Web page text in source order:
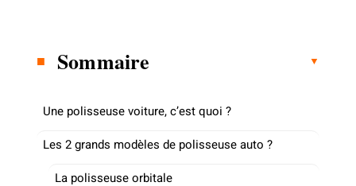
Sommaire
Une polisseuse voiture, c’est quoi ?
Les 2 grands modèles de polisseuse auto ?
La polisseuse orbitale